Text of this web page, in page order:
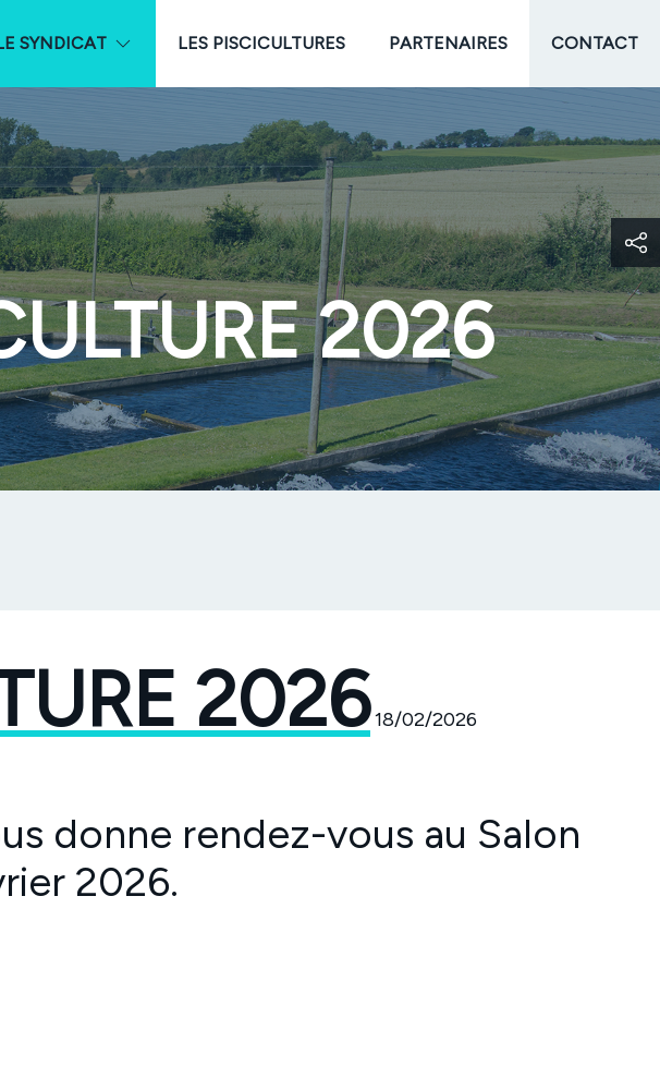
SYNDICAT LES PISCICULTURES PARTENAIRES CONTACT
2026
202618/02/2026
donne rendez-vous au Salon
2026.